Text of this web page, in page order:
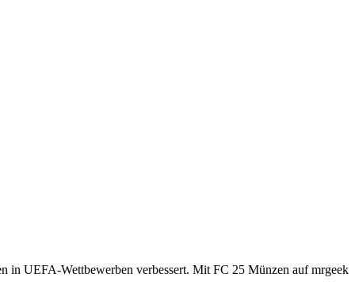
in UEFA-Wettbewerben verbessert. Mit FC 25 Münzen auf mrgeek